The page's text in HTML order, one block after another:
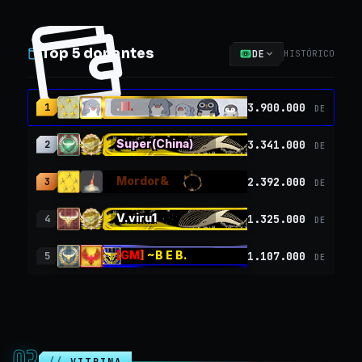
Top 5 donantes DE HISTÓRICO
1 .lll. 3.900.000 DE
2 Super(China) 3.341.000 DE
3 Mordor& 2.392.000 DE
4 V.viru1 1.325.000 DE
5 [GM] ~B E B. 1.107.000 DE